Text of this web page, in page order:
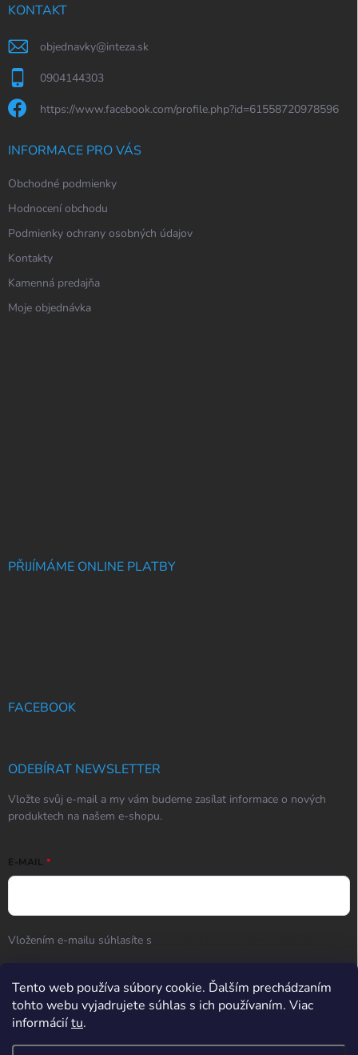
Tento web používa súbory cookie. Ďalším prechádzaním
tohto webu vyjadrujete súhlas s ich používaním. Viac
informáciítu.
KONTAKT
objednavky@inteza.sk
0904144303
https://www.facebook.com/profile.php?id=61558720978596
INFORMACE PRO VÁS
Obchodné podmienky
Hodnocení obchodu
Podmienky ochrany osobných údajov
Kontakty
Kamenná predajňa
Moje objednávka
PŘIJÍMÁME ONLINE PLATBY
FACEBOOK
ODEBÍRAT NEWSLETTER
Vložte svůj e-mail a my vám budeme zasílat informace o nových
produktech na našem e-shopu.
E-MAIL
Vložením e-mailu súhlasíte s
Přihlásit se
Hodnotenie obchodu